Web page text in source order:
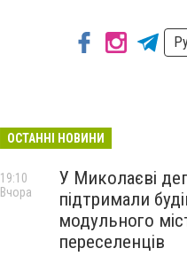
ОСТАННІ НОВИНИ
У Миколаєві
підтримали
модульного
переселенців
19:10
Вчора